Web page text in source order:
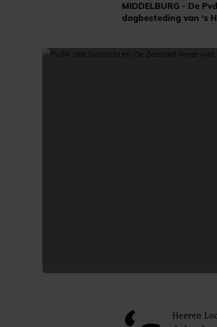
MIDDELBURG - De
dagbesteding van ‘s
Heeren